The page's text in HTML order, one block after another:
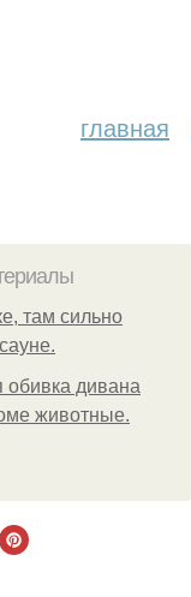
главная
там сильно
обивка дивана
животные.